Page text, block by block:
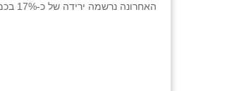
האחרונה נרשמה ירידה של כ-17% בכמות משלוחי בעלי החיים לישראל